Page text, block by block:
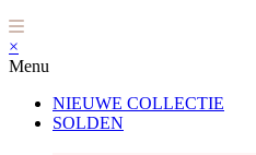
×
Menu
NIEUWE COLLECTIE
SOLDEN